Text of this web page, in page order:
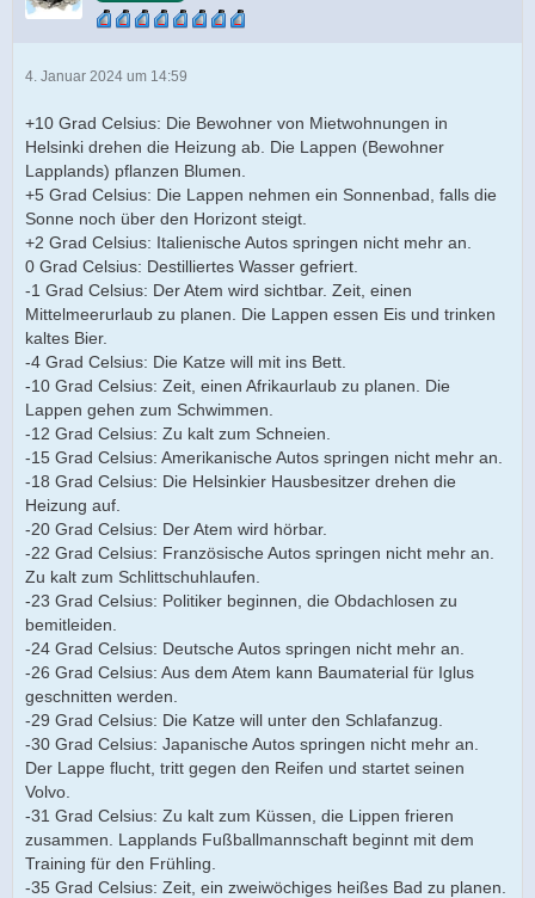
4. Januar 2024 um 14:59
+10 Grad Celsius: Die Bewohner von Mietwohnungen in
Helsinki drehen die Heizung ab. Die Lappen (Bewohner
Lapplands) pflanzen Blumen.
+5 Grad Celsius: Die Lappen nehmen ein Sonnenbad, falls die
Sonne noch über den Horizont steigt.
+2 Grad Celsius: Italienische Autos springen nicht mehr an.
0 Grad Celsius: Destilliertes Wasser gefriert.
-1 Grad Celsius: Der Atem wird sichtbar. Zeit, einen
Mittelmeerurlaub zu planen. Die Lappen essen Eis und trinken
kaltes Bier.
-4 Grad Celsius: Die Katze will mit ins Bett.
-10 Grad Celsius: Zeit, einen Afrikaurlaub zu planen. Die
Lappen gehen zum Schwimmen.
-12 Grad Celsius: Zu kalt zum Schneien.
-15 Grad Celsius: Amerikanische Autos springen nicht mehr an.
-18 Grad Celsius: Die Helsinkier Hausbesitzer drehen die
Heizung auf.
-20 Grad Celsius: Der Atem wird hörbar.
-22 Grad Celsius: Französische Autos springen nicht mehr an.
Zu kalt zum Schlittschuhlaufen.
-23 Grad Celsius: Politiker beginnen, die Obdachlosen zu
bemitleiden.
-24 Grad Celsius: Deutsche Autos springen nicht mehr an.
-26 Grad Celsius: Aus dem Atem kann Baumaterial für Iglus
geschnitten werden.
-29 Grad Celsius: Die Katze will unter den Schlafanzug.
-30 Grad Celsius: Japanische Autos springen nicht mehr an.
Der Lappe flucht, tritt gegen den Reifen und startet seinen
Volvo.
-31 Grad Celsius: Zu kalt zum Küssen, die Lippen frieren
zusammen. Lapplands Fußballmannschaft beginnt mit dem
Training für den Frühling.
-35 Grad Celsius: Zeit, ein zweiwöchiges heißes Bad zu planen.